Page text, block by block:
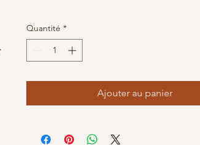
Quantité *
Ajouter au panier